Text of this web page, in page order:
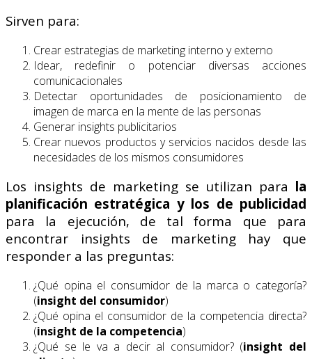
Sirven para:
Crear estrategias de marketing interno y externo
Idear, redefinir o potenciar diversas acciones
comunicacionales
Detectar oportunidades de posicionamiento de
imagen de marca en la mente de las personas
Generar insights publicitarios
Crear nuevos productos y servicios nacidos desde las
necesidades de los mismos consumidores
Los insights de marketing se utilizan para la
planificación estratégica y los de publicidad
para la ejecución, de tal forma que para
encontrar insights de marketing hay que
responder a las preguntas:
¿Qué opina el consumidor de la marca o categoría?
(insight del consumidor)
¿Qué opina el consumidor de la competencia directa?
(insight de la competencia)
¿Qué se le va a decir al consumidor? (insight del